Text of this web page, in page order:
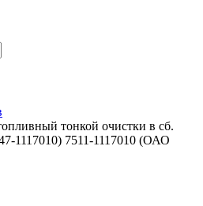
тонкой очистки в сб.
1117010) 7511-1117010 (ОАО